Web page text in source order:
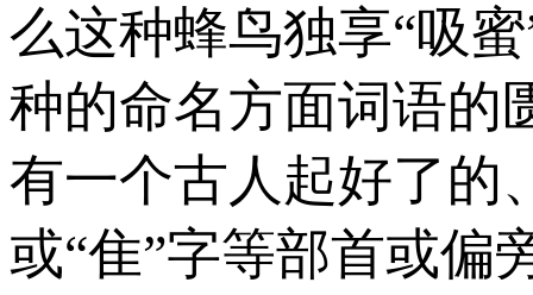
么这种蜂鸟独享“吸
种的命名方面词语的
有一个古人起好了的
或“隹”字等部首或偏